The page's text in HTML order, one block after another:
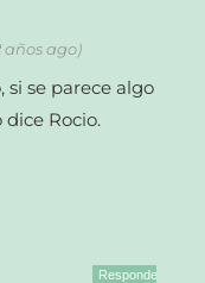
años ago)
si se parece algo
Rocio.
Responder